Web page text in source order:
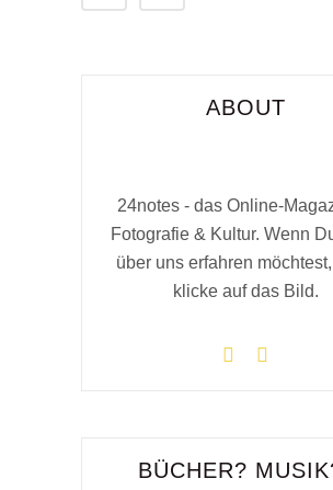
ABOUT
24notes - das Online-
Fotografie & Kultur. Wenn
über uns erfahren
klicke auf das Bild.
BÜCHER?